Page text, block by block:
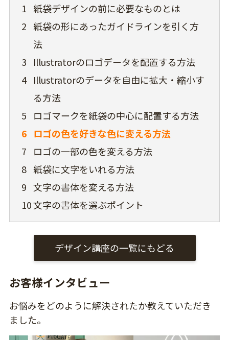
1 紙袋デザインの前に必要なものとは
2 紙袋の形にあったガイドラインを引く方
法
3
Illustratorのロゴデータを配置する方法
4 Illustratorのデータを自由に拡大・縮小す
る方法
5
ロゴマークを紙袋の中心に配置する方法
6 ロゴの色を好きな色に変える方法
7
ロゴの一部の色を変える方法
8 紙袋に文字をいれる方法
9 文字の書体を変える方法
10文字の書体を選ぶポイント
デザイン講座の一覧にもどる
お客様インタビュー
お悩みをどのように解決されたか教えていただき
ました。